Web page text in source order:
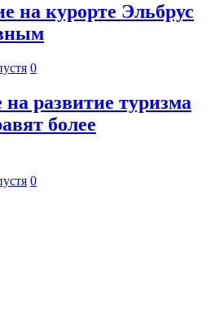
на курорте Эльбрус
0
развитие туризма
более
0